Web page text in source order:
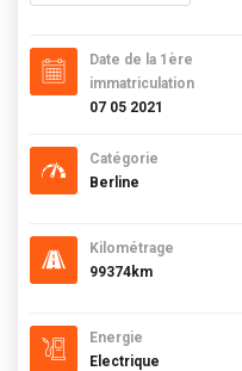
Date de la 1ère
immatriculation
07 05 2021
Catégorie
Berline
Kilométrage
99374km
Energie
Electrique